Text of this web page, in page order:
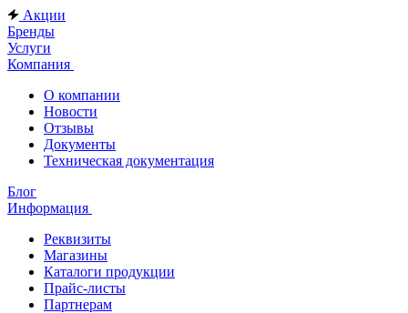
Акции
Бренды
Услуги
Компания
О компании
Новости
Отзывы
Документы
Техническая документация
Блог
Информация
Реквизиты
Магазины
Каталоги продукции
Прайс-листы
Партнерам